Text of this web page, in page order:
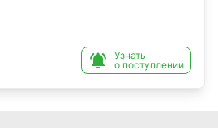

Узнать
о поступлении